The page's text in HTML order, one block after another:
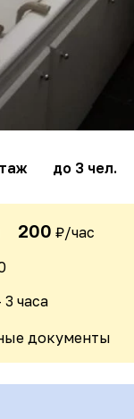
до 3 чел.
200 ₽/час
часа
документы